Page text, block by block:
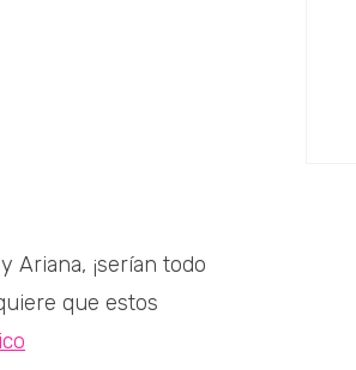
Ariana, ¡serían todo
que estos